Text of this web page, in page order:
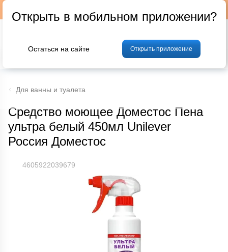
Фрукты и овощи Мясо Птица
Для ванны и туалета
Средство моющее Доместос Пена
ультра белый 450мл Unilever
Россия Доместос
4605922039679
Открыть в мобильном приложении?
Остаться на сайте Открыть приложение